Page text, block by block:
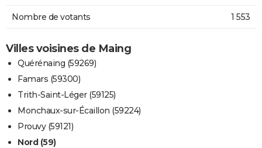
Nombre de votants 1 553
Villes voisines de Maing
Quérénaing (59269)
Famars (59300)
Trith-Saint-Léger (59125)
Monchaux-sur-Écaillon (59224)
Prouvy (59121)
Nord (59)